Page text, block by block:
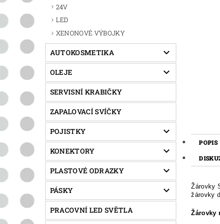
24V
LED
XENONOVÉ VÝBOJKY
AUTOKOSMETIKA
OLEJE
SERVISNÍ KRABIČKY
ZAPALOVACÍ SVÍČKY
POJISTKY
KONEKTORY
PLASTOVÉ ODRAZKY
PÁSKY
PRACOVNÍ LED SVĚTLA
POPIS
Žárovky
žárovky
Žárovky